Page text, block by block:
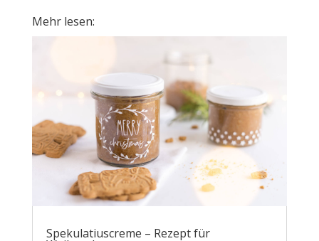
Mehr lesen:
Spekulatiuscreme – Rezept für